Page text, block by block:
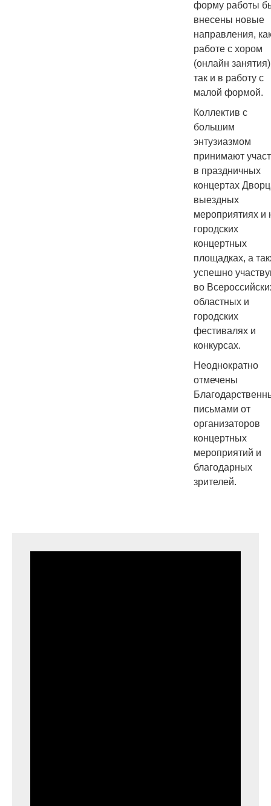
форму работы
внесены новые
направления,
работе с хором
(онлайн
так и в работу с
малой формой.
Коллектив с
большим
энтузиазмом
принимают
в праздничных
концертах
выездных
мероприятиях и
городских
концертных
площадках, а
успешно
во
областных и
городских
фестивалях и
конкурсах.
Неоднократно
отмечены
письмами от
организаторов
концертных
мероприятий и
благодарных
зрителей.